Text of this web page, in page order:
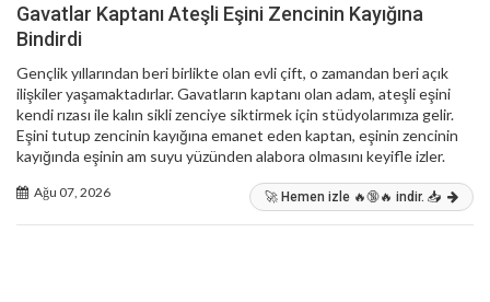
Gavatlar Kaptanı Ateşli Eşini Zencinin Kayığına
Bindirdi
Gençlik yıllarından beri birlikte olan evli çift, o zamandan beri açık
ilişkiler yaşamaktadırlar. Gavatların kaptanı olan adam, ateşli eşini
kendi rızası ile kalın sikli zenciye siktirmek için stüdyolarımıza gelir.
Eşini tutup zencinin kayığına emanet eden kaptan, eşinin zencinin
kayığında eşinin am suyu yüzünden alabora olmasını keyifle izler.
Ağu 07, 2026 🚀 Hemen izle 🔥🔞🔥 indir. 📥